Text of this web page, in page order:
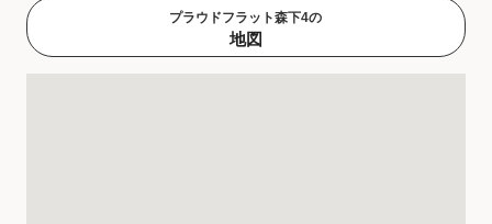
プラウドフラット森下4の
地図